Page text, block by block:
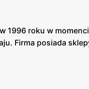
1996 roku w
Firma posiada